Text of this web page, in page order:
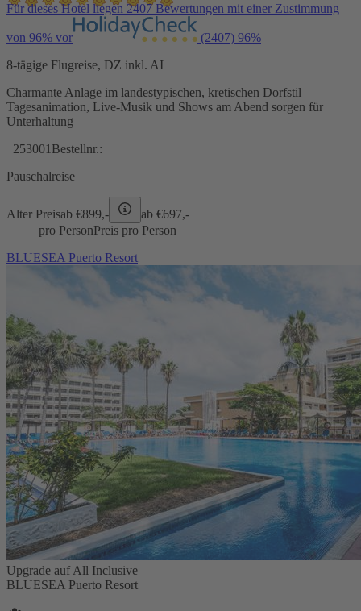
Für dieses Hotel liegen 2407 Bewertungen mit einer Zustimmung
von 96% vor (2407) 96%
8-tägige Flugreise, DZ inkl. AI
Charmante Anlage im landestypischen, kretischen Dorfstil
Tagesanimation, Live-Musik und Shows am Abend sorgen für
Unterhaltung
253001 Bestellnr.:
Pauschalreise
Alter Preisab €899,- ab €697,-
pro PersonPreis pro Person
BLUESEA Puerto Resort
Upgrade auf All Inclusive
BLUESEA Puerto Resort